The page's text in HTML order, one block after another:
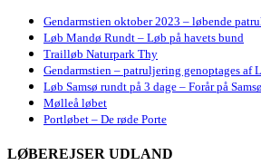
Gendarmstien oktober 2023 – løbende
Løb Mandø Rundt – Løb på havets bund
Trailløb Naturpark Thy
Gendarmstien – patruljering genoptages af
Løb Samsø rundt på 3 dage – Forår på
Mølleå løbet
Portløbet – De røde Porte
LØBEREJSER UDLAND